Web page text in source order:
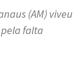
(AM) viveu
falta